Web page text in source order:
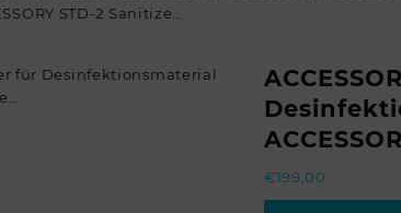
STD-2 Sanitize…
€199,00